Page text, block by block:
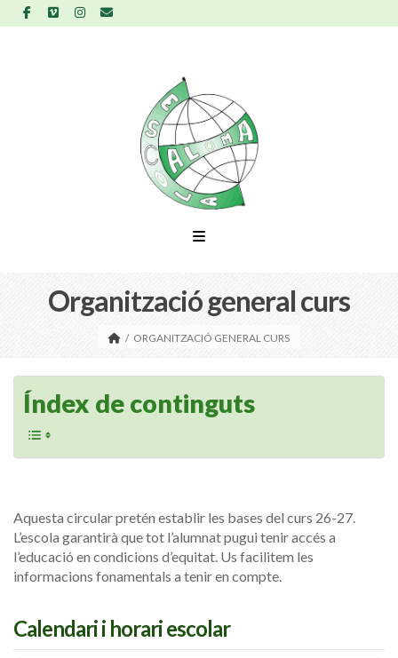
Organització general curs
/ ORGANITZACIÓ GENERAL CURS
Índex de continguts
Aquesta circular pretén establir les bases del curs 26-27.
L’escola garantirà que tot l’alumnat pugui tenir accés a
l’educació en condicions d’equitat. Us facilitem les
informacions fonamentals a tenir en compte.
Calendari i horari escolar